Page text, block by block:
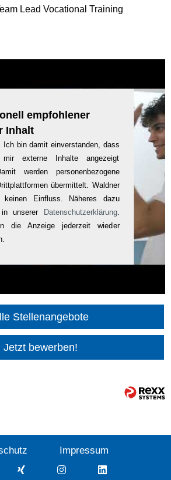
Lead Vocational Training
empfohlener
Inhalt
Ich bin damit einverstanden, dass
mir externe Inhalte angezeigt
werden personenbezogene
übermittelt. Waldner
keinen Einfluss. Näheres dazu
unserer
Datenschutzerklärung.
die Anzeige jederzeit wieder
Stellenangebote
Jetzt bewerben!
Impressum